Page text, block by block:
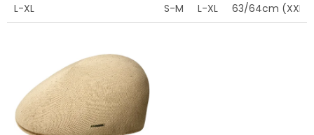
L-XL S-M L-XL 63/64cm (XXL)